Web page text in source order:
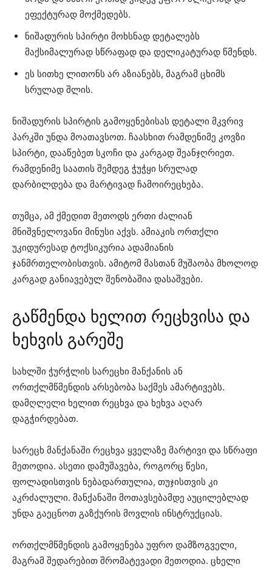
ეფექტურად მოქმედებს.
ნიშადურის სპირტი მოხსნად დეტალებს
მაქსიმალურად სწრაფად და დელიკატურად წმენდს.
ეს სითხე ლითონს არ აზიანებს, მაგრამ ცხიმს
სრულად შლის.
ნიშადურის სპირტის გამოყენებისას დეტალი მკვრივ
პარკში უნდა მოათავსოთ. ჩაასხით რამდენიმე კოვზი
სპირტი, დააწებეთ სკოჩი და კარგად შეანჯღრიეთ.
რამდენიმე საათის შემდეგ ჭუჭყი სრულად
დარბილდება და მარტივად ჩამოირეცხება.
თუმცა, ამ ქმედით მეთოდს ერთი ძალიან
მნიშვნელოვანი მინუსი აქვს. ამიაკის ორთქლი
უკიდურესად ტოქსიკურია ადამიანის
ჯანმრთელობისთვის. ამიტომ მასთან მუშაობა მხოლოდ
კარგად განიავებულ შენობაშია დასაშვები.
გაწმენდა ხელით რეცხვისა და
ხეხვის გარეშე
სახლში ჭურჭლის სარეცხი მანქანის ან
ორთქლმწმენდის არსებობა საქმეს ამარტივებს.
დამღლელი ხელით რეცხვა და ხეხვა აღარ
დაგჭირდებათ.
სარეცხ მანქანაში რეცხვა ყველაზე მარტივი და სწრაფი
მეთოდია. ასეთი დამუშავება, როგორც წესი,
ფოლადისთვის ნებადართულია, თუჯისთვის კი
აკრძალული. მანქანაში მოთავსებამდე აუცილებლად
უნდა გაეცნოთ გაზქურის მოვლის ინსტრუქციას.
ორთქლმწმენდის გამოყენება უფრო დამზოგველი,
მაგრამ შედარებით შრომატევადი მეთოდია. ცხელი